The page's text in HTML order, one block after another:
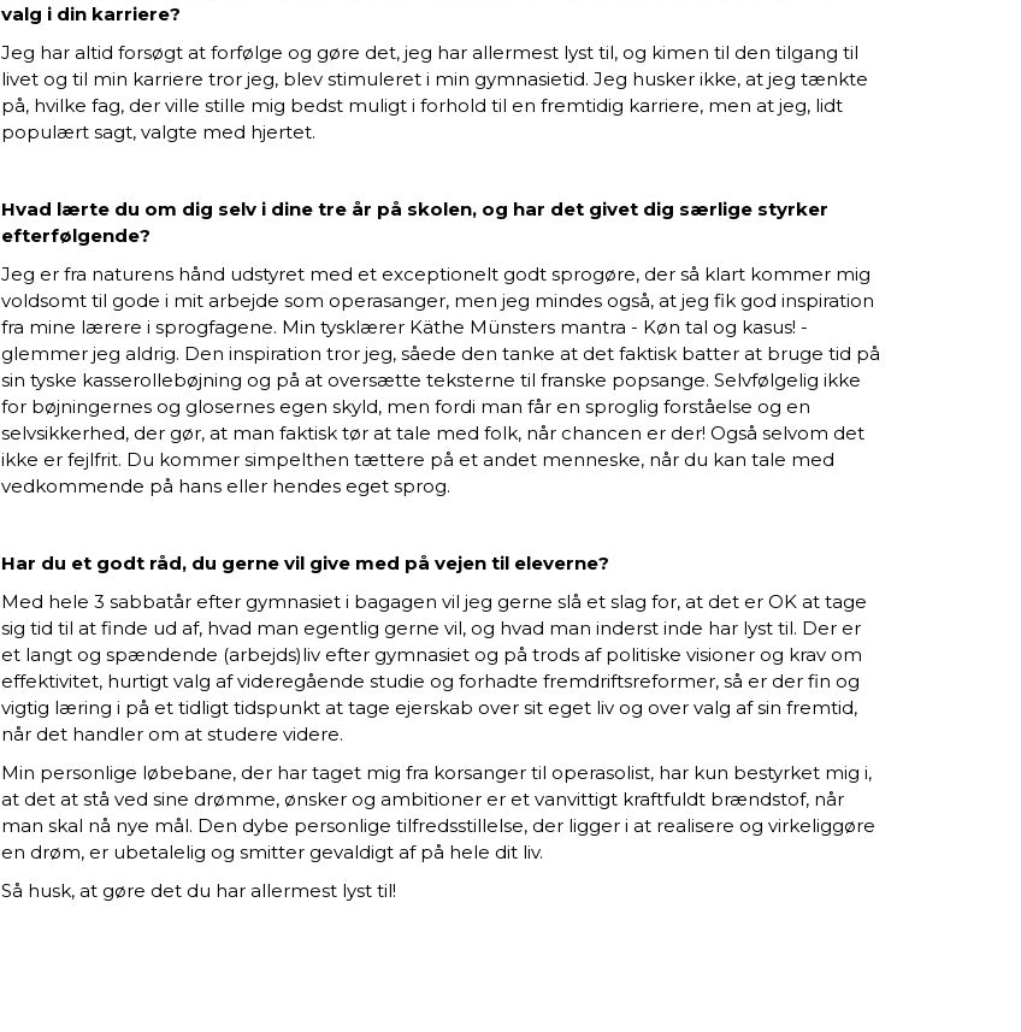
valg i din karriere?
Jeg har altid forsøgt at forfølge og gøre det, jeg har allermest lyst til, og kimen til den tilgang til
livet og til min karriere tror jeg, blev stimuleret i min gymnasietid. Jeg husker ikke, at jeg tænkte
på, hvilke fag, der ville stille mig bedst muligt i forhold til en fremtidig karriere, men at jeg, lidt
populært sagt, valgte med hjertet.
Hvad lærte du om dig selv i dine tre år på skolen, og har det givet dig særlige styrker
efterfølgende?
Jeg er fra naturens hånd udstyret med et exceptionelt godt sprogøre, der så klart kommer mig
voldsomt til gode i mit arbejde som operasanger, men jeg mindes også, at jeg fik god inspiration
fra mine lærere i sprogfagene. Min tysklærer Käthe Münsters mantra - Køn tal og kasus! -
glemmer jeg aldrig. Den inspiration tror jeg, såede den tanke at det faktisk batter at bruge tid på
sin tyske kasserollebøjning og på at oversætte teksterne til franske popsange. Selvfølgelig ikke
for bøjningernes og glosernes egen skyld, men fordi man får en sproglig forståelse og en
selvsikkerhed, der gør, at man faktisk tør at tale med folk, når chancen er der! Også selvom det
ikke er fejlfrit. Du kommer simpelthen tættere på et andet menneske, når du kan tale med
vedkommende på hans eller hendes eget sprog.
Har du et godt råd, du gerne vil give med på vejen til eleverne?
Med hele 3 sabbatår efter gymnasiet i bagagen vil jeg gerne slå et slag for, at det er OK at tage
sig tid til at finde ud af, hvad man egentlig gerne vil, og hvad man inderst inde har lyst til. Der er
et langt og spændende (arbejds)liv efter gymnasiet og på trods af politiske visioner og krav om
effektivitet, hurtigt valg af videregående studie og forhadte fremdriftsreformer, så er der fin og
vigtig læring i på et tidligt tidspunkt at tage ejerskab over sit eget liv og over valg af sin fremtid,
når det handler om at studere videre.
Min personlige løbebane, der har taget mig fra korsanger til operasolist, har kun bestyrket mig i,
at det at stå ved sine drømme, ønsker og ambitioner er et vanvittigt kraftfuldt brændstof, når
man skal nå nye mål. Den dybe personlige tilfredsstillelse, der ligger i at realisere og virkeliggøre
en drøm, er ubetalelig og smitter gevaldigt af på hele dit liv.
Så husk, at gøre det du har allermest lyst til!